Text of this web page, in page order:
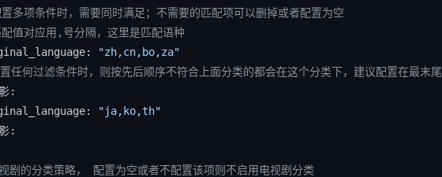
多项条件时，需要同时满足；不需要的匹配项可以删掉或者配置为空
值对应用,号分隔，这里是匹配语种
"zh,cn,bo,za"
任何过滤条件时，则按先后顺序不符合上面分类的都会在这个分类下，建议配置在最末尾
:
"ja,ko,th"
:
剧的分类策略， 配置为空或者不配置该项则不启用电视剧分类